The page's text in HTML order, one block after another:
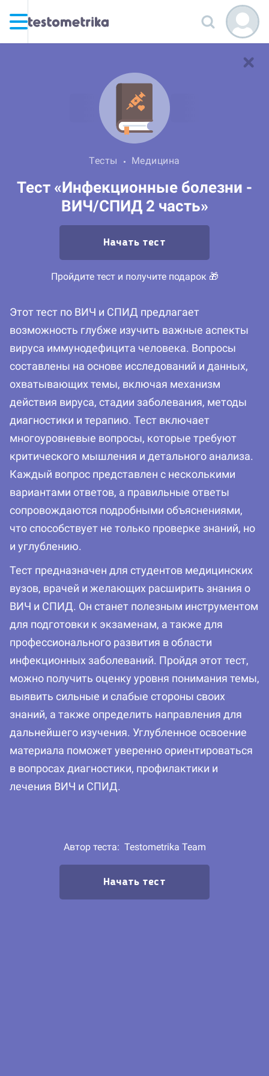
Тесты Медицина
Тест «Инфекционные болезни -
ВИЧ/СПИД 2 часть»
Начать тест
Пройдите тест и получите подарок 🎁
Этот тест по ВИЧ и СПИД предлагает
возможность глубже изучить важные аспекты
вируса иммунодефицита человека. Вопросы
составлены на основе исследований и данных,
охватывающих темы, включая механизм
действия вируса, стадии заболевания, методы
диагностики и терапию. Тест включает
многоуровневые вопросы, которые требуют
критического мышления и детального анализа.
Каждый вопрос представлен с несколькими
вариантами ответов, а правильные ответы
сопровождаются подробными объяснениями,
что способствует не только проверке знаний, но
и углублению.
Тест предназначен для студентов медицинских
вузов, врачей и желающих расширить знания о
ВИЧ и СПИД. Он станет полезным инструментом
для подготовки к экзаменам, а также для
профессионального развития в области
инфекционных заболеваний. Пройдя этот тест,
можно получить оценку уровня понимания темы,
выявить сильные и слабые стороны своих
знаний, а также определить направления для
дальнейшего изучения. Углубленное освоение
материала поможет уверенно ориентироваться
в вопросах диагностики, профилактики и
лечения ВИЧ и СПИД.
Автор теста: Testometrika Team
Начать тест